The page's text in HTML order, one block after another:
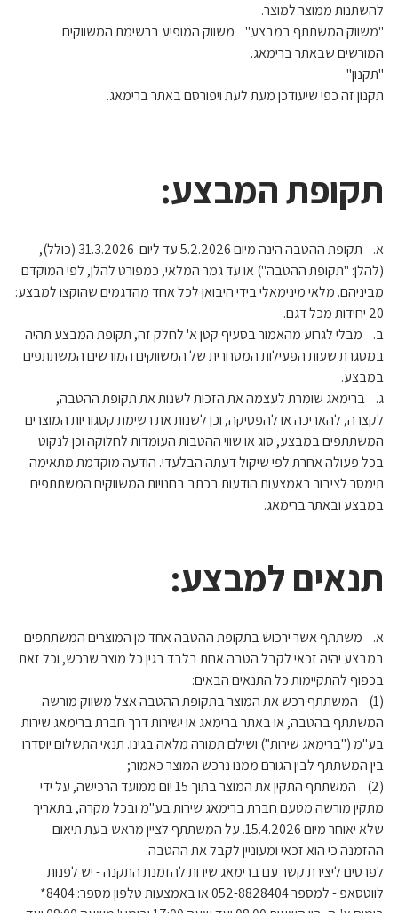
להשתנות ממוצר למוצר.
"משווק המשתתף במבצע" משווק המופיע ברשימת המשווקים
המורשים שבאתר ברימאג.
"תקנון"
תקנון זה כפי שיעודכן מעת לעת ויפורסם באתר ברימאג.
תקופת המבצע:
א. תקופת ההטבה הינה מיום 5.2.2026 עד ליום 31.3.2026 (כולל),
(להלן: "תקופת ההטבה") או עד גמר המלאי, כמפורט להלן, לפי המוקדם
מביניהם. מלאי מינימאלי בידי היבואן לכל אחד מהדגמים שהוקצו למבצע:
20 יחידות מכל דגם.
ב. מבלי לגרוע מהאמור בסעיף קטן א' לחלק זה, תקופת המבצע תהיה
במסגרת שעות הפעילות המסחרית של המשווקים המורשים המשתתפים
במבצע.
ג. ברימאג שומרת לעצמה את הזכות לשנות את תקופת ההטבה,
לקצרה, להאריכה או להפסיקה, וכן לשנות את רשימת קטגוריות המוצרים
המשתתפים במבצע, סוג או שווי ההטבות העומדות לחלוקה וכן לנקוט
בכל פעולה אחרת לפי שיקול דעתה הבלעדי. הודעה מוקדמת מתאימה
תימסר לציבור באמצעות הודעות בכתב בחנויות המשווקים המשתתפים
במבצע ובאתר ברימאג.
תנאים למבצע:
א. משתתף אשר ירכוש בתקופת ההטבה אחד מן המוצרים המשתתפים
במבצע יהיה זכאי לקבל הטבה אחת בלבד בגין כל מוצר שרכש, וכל זאת
בכפוף להתקיימות כל התנאים הבאים:
(1) המשתתף רכש את המוצר בתקופת ההטבה אצל משווק מורשה
המשתתף בהטבה, או באתר ברימאג או ישירות דרך חברת ברימאג שירות
בע"מ ("ברימאג שירות") ושילם תמורה מלאה בגינו. תנאי התשלום יוסדרו
בין המשתתף לבין הגורם ממנו נרכש המוצר כאמור;
(2) המשתתף התקין את המוצר בתוך 15 יום ממועד הרכישה, על ידי
מתקין מורשה מטעם חברת ברימאג שירות בע"מ ובכל מקרה, בתאריך
שלא יאוחר מיום 15.4.2026. על המשתתף לציין מראש בעת תיאום
ההזמנה כי הוא זכאי ומעוניין לקבל את ההטבה.
לפרטים ליצירת קשר עם ברימאג שירות להזמנת התקנה - יש לפנות
לווטסאפ - למספר 052-8828404 או באמצעות טלפון מספר: 8404*